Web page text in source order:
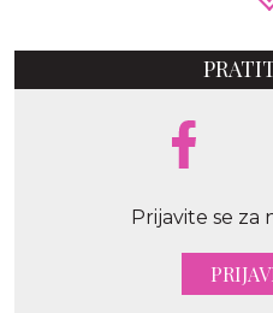
Prijavite se za